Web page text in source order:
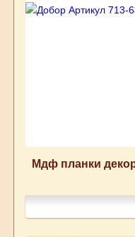
Мдф планки